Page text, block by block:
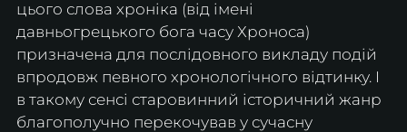
цього слова хроніка (від імені
давньогрецького бога часу Хроноса)
призначена для послідовного викладу подій
впродовж певного хронологічного відтинку. І
в такому сенсі старовинний історичний жанр
благополучно перекочував у сучасну